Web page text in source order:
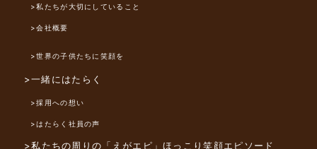
>私たちが大切にしていること
>会社概要
>世界の子供たちに笑顔を
>一緒にはたらく
>採用への想い
>はたらく社員の声
>私たちの周りの「えがエピ」ほっこり笑顔エピソード